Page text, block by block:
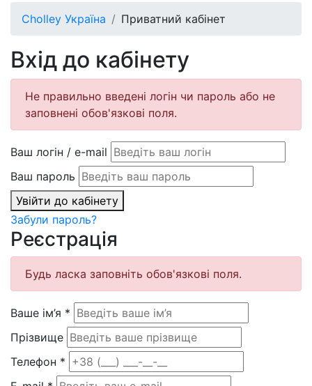
Cholley Україна Приватний кабінет
Вхід до кабінету
Не правильно введені логін чи пароль або не
заповнені обов'язкові поля.
Ваш логін / e-mail
Ваш пароль
Увійти до кабінету
Забули пароль?
Реєстрація
Будь ласка заповніть обов'язкові поля.
Ваше ім’я *
Прізвище
Телефон *